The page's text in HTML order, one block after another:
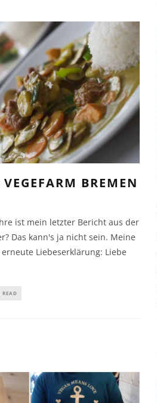
BREMEN
ist mein letzter Bericht aus der
Das kann's ja nicht sein. Meine
Liebeserklärung: Liebe